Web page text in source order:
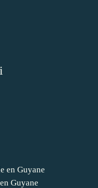
en Guyane
Guyane